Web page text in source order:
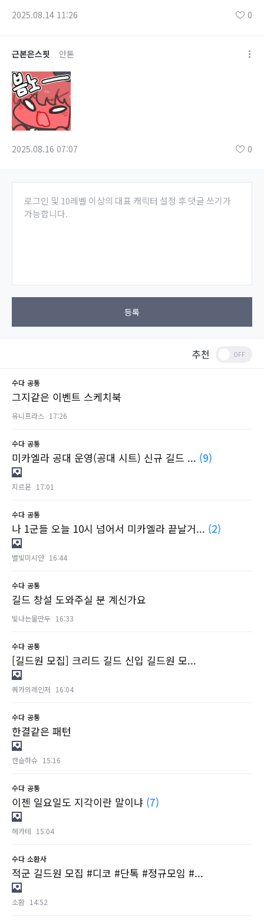
2025.08.14 11:26 0
근본은스핏 안톤
2025.08.16 07:07 0
로그인 및 10레벨 이상의 대표 캐릭터 설정 후 댓글 쓰기가
가능합니다.
등록
추천
수다 공통
그지같은 이벤트 스케치북
유니프라스 17:26
수다 공통
미카엘라 공대 운영(공대 시트) 신규 길드 ... (9)
지르몬 17:01
수다 공통
나 1군들 오늘 10시 넘어서 미카엘라 끝날거... (2)
별빛미시안 16:44
수다 공통
길드 창설 도와주실 분 계신가요
빛나는물만두 16:33
수다 공통
[길드원 모집] 크리드 길드 신입 길드원 모...
쿼카의레인저 16:04
수다 공통
한결같은 패턴
캔슬하슈 15:16
수다 공통
이젠 일요일도 지각이란 말이냐 (7)
헤카테 15:04
수다 소환사
적군 길드원 모집 #디코 #단톡 #정규모임 #...
소환 14:52